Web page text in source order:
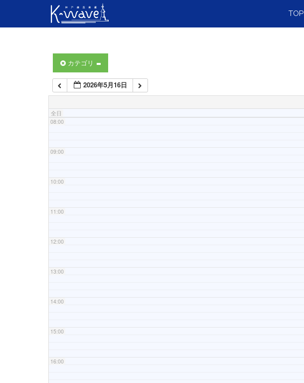
TOP
カテゴリ
2026年5月16日
全日
06:00
07:00
08:00
09:00
10:00
11:00
12:00
13:00
14:00
15:00
16:00